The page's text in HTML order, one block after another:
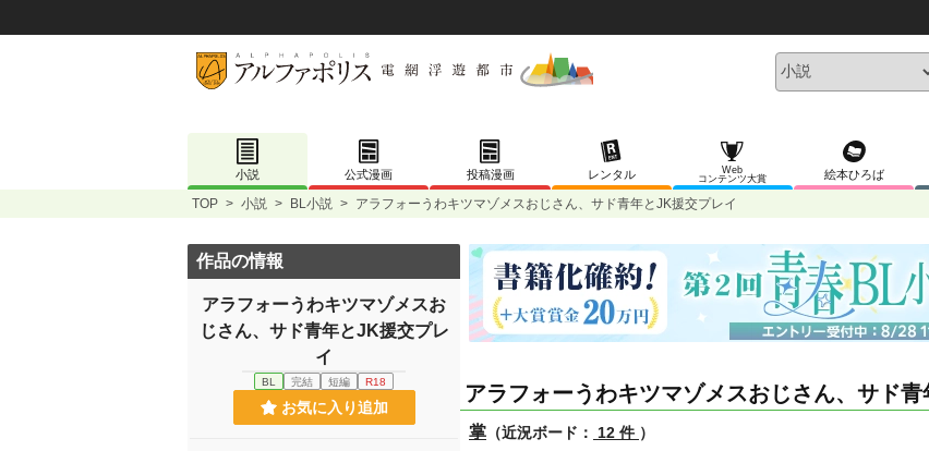
小説 公式漫画 投稿漫画 レンタル
Web
コンテンツ大賞
絵本ひろば
TOP > 小説 > BL小説 > アラフォーうわキツマゾメスおじさん、サド青年とJK援交プレイ
アラフォーうわキツマゾメスおじさん、サド
掌 （近況ボード： 12 件 ）
作品の情報
アラフォーうわキツマゾメスお
じさん、サド青年とJK援交プレ
イ
BL 完結 短編 R18
お気に入り追加